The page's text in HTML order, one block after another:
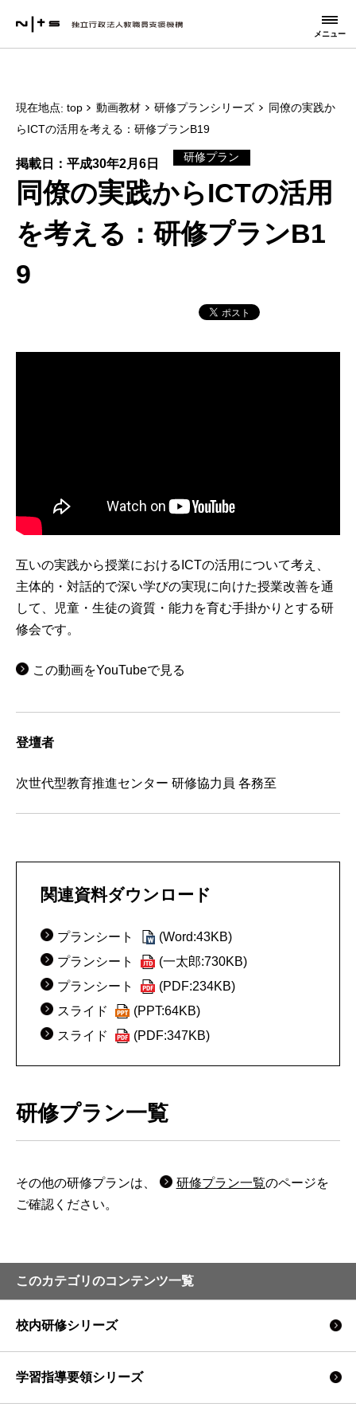
メニュー
現在地点 top 動画教材 研修プランシリーズ
同僚の実践か
らICTの活用を考える：研修プランB19
掲載日：平成30年2月6日 研修プラン
同僚の実践からICTの活用
を考える：研修プランB1
9
互いの実践から授業におけるICTの活用について考え、
主体的・対話的で深い学びの実現に向けた授業改善を通
して、児童・生徒の資質・能力を育む手掛かりとする研
修会です。
この動画をYouTubeで見る
登壇者
次世代型教育推進センター 研修協力員 各務至
関連資料ダウンロード
プランシート
(Word:43KB)
プランシート
(一太郎:730KB)
プランシート
(PDF:234KB)
スライド
(PPT:64KB)
スライド
(PDF:347KB)
研修プラン一覧
その他の研修プランは、 研修プラン一覧のページを
ご確認ください。
このカテゴリのコンテンツ一覧
校内研修シリーズ
学習指導要領シリーズ